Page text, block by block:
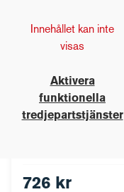
Innehållet kan inte
visas
Aktivera
funktionella
tredjepartstjänster
726 kr